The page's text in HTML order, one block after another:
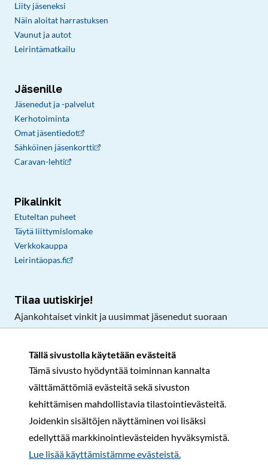
Tällä sivustolla käytetään evästeitä
Tämä sivusto hyödyntää toiminnan kannalta
välttämättömiä evästeitä sekä sivuston
kehittämisen mahdollistavia tilastointievästeitä.
Joidenkin sisältöjen näyttäminen voi lisäksi
edellyttää markkinointievästeiden hyväksymistä.
Lue lisää käyttämistämme evästeistä.​​​​​​
Liity jäseneksi
Näin aloitat harrastuksen
Vaunut ja autot
Leirintämatkailu
Jäsenille
Jäsenedut ja -palvelut
Kerhotoiminta
Omat jäsentiedot
Sähköinen jäsenkortti
Caravan-lehti
Pikalinkit
Etuteltan puheet
Täytä liittymislomake
Verkkokauppa
Leirintäopas.fi
Tilaa uutiskirje!
Ajankohtaiset vinkit ja uusimmat jäsenedut suoraan
Rekisteri- ja tietosuojaselosteSopimusehdot